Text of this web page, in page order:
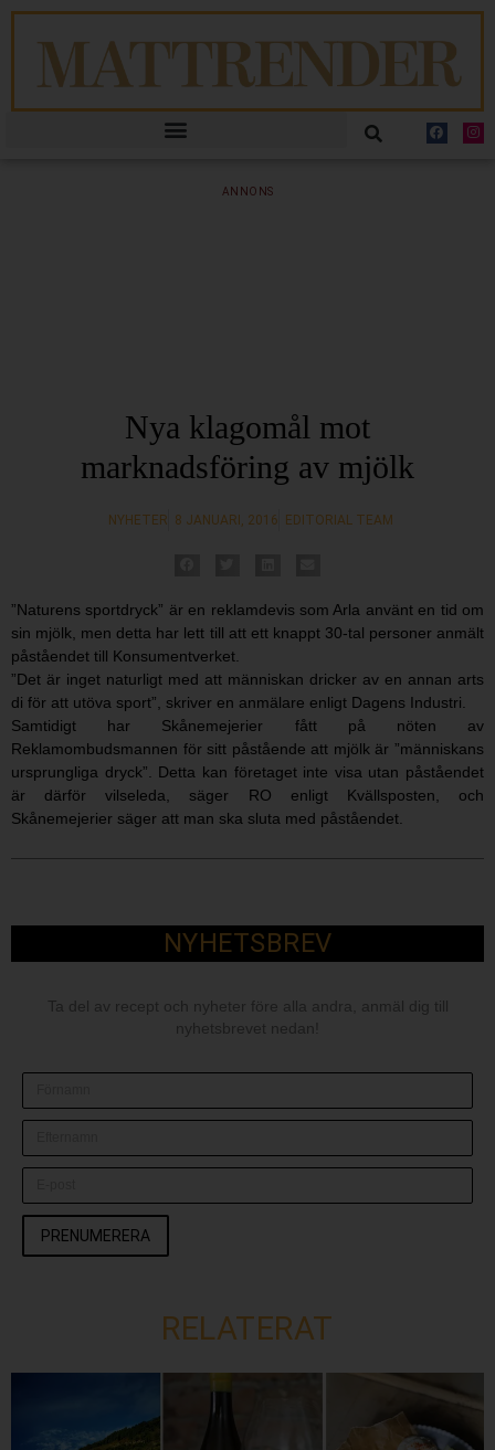
ANNONS
Nya klagomål mot
marknadsföring av mjölk
NYHETER 8 JANUARI, 2016 EDITORIAL TEAM
”Naturens sportdryck” är en reklamdevis som Arla använt en tid om
sin mjölk, men detta har lett till att ett knappt 30-tal personer anmält
påståendet till Konsumentverket.
”Det är inget naturligt med att människan dricker av en annan arts
di för att utöva sport”, skriver en anmälare enligt Dagens Industri.
Samtidigt har Skånemejerier fått på nöten av
Reklamombudsmannen för sitt påstående att mjölk är ”människans
ursprungliga dryck”. Detta kan företaget inte visa utan påståendet
är därför vilseleda, säger RO enligt Kvällsposten, och
Skånemejerier säger att man ska sluta med påståendet.
NYHETSBREV
Ta del av recept och nyheter före alla andra, anmäl dig till
nyhetsbrevet nedan!
PRENUMERERA
RELATERAT